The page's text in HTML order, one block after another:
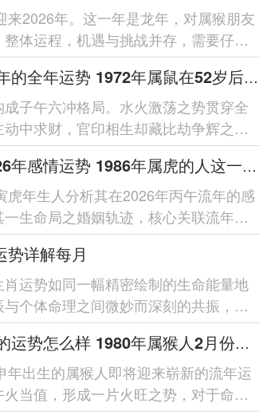
来2026年。这一年是龙年，对属猴朋友
体运程，机遇与挑战并存，需要仔细
。整体运势...
1972年属鼠在2026年的全年运势 1972年属鼠在52岁后的运气
子午六冲格局。水火激荡之势贯穿全
中求财，官印相生却藏比劫争辉之
缓冲突，于...
1986年属虎的人2026年感情运势 1986年属虎的人这一生婚姻怎么样
虎年生人分析其在2026年丙午流年的感
生命局之婚姻轨迹，核心关联流年干
宫动之...
势详解每月
运势如同一幅精密绘制的生命能量地
个体命理之间微妙而深刻的共振，对
丙午...
1980年属猴2026年的运势怎么样 1980年属猴人2月份运程
年出生的属猴人即将迎来崭新的流年运
当值，形成一片火旺之势，对于命局